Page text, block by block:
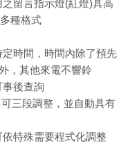
留言指示燈(紅燈)具高
種格式
時間，時間內除了預先
，其他來電不響鈴
後查詢
可三段調整，並自動具有
特殊需要程式化調整